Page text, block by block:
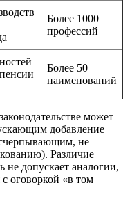
Более 1000
профессий
Более 50
наименований
может
добавление
не
Различие
допускает аналогии,
оговоркой «в том